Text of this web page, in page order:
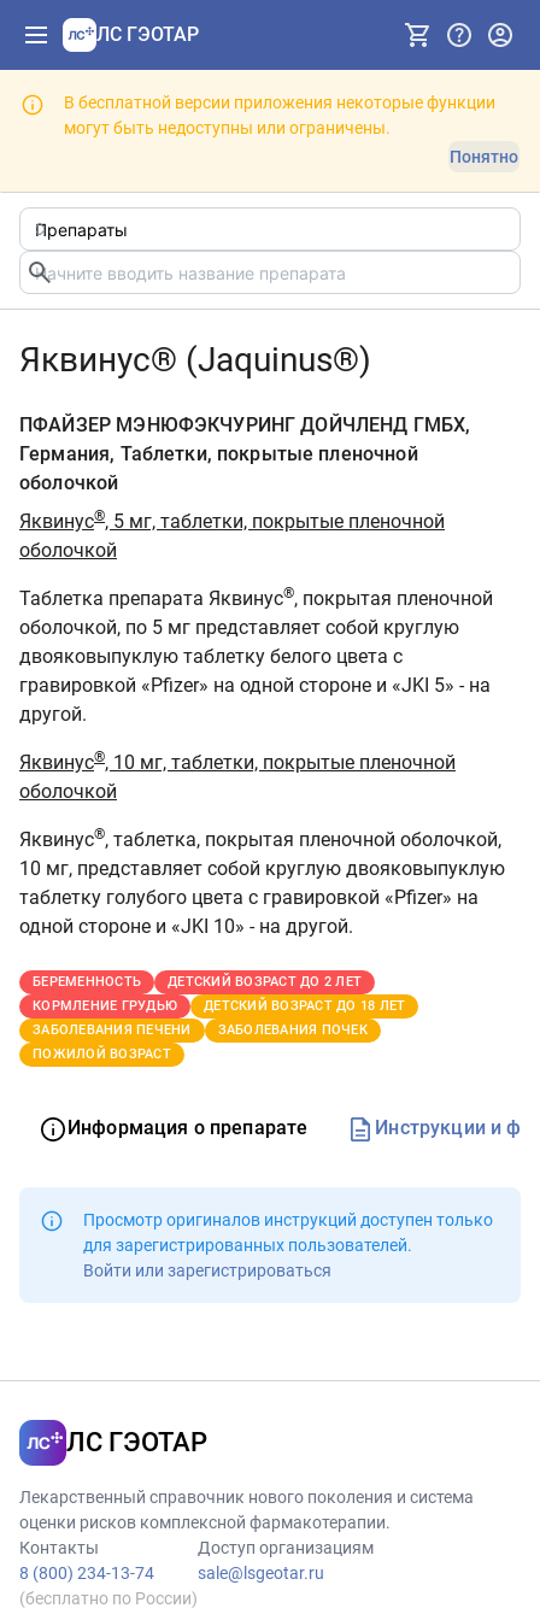
ЛС ГЭОТАР
В бесплатной версии приложения некоторые функции
могут быть недоступны или ограничены.
Понятно
Яквинус® (Jaquinus®)
ПФАЙЗЕР МЭНЮФЭКЧУРИНГ ДОЙЧЛЕНД ГМБХ,
Германия, Таблетки, покрытые пленочной
оболочкой
Яквинус®, 5 мг, таблетки, покрытые пленочной
оболочкой
Таблетка препарата Яквинус®, покрытая пленочной
оболочкой, по 5 мг представляет собой круглую
двояковыпуклую таблетку белого цвета с
гравировкой «Pfizer» на одной стороне и «JKI 5» - на
другой.
Яквинус®, 10 мг, таблетки, покрытые пленочной
оболочкой
Яквинус®, таблетка, покрытая пленочной оболочкой,
10 мг, представляет собой круглую двояковыпуклую
таблетку голубого цвета с гравировкой «Pfizer» на
одной стороне и «JKI 10» - на другой.
БЕРЕМЕННОСТЬ
ДЕТСКИЙ ВОЗРАСТ ДО 2 ЛЕТ
КОРМЛЕНИЕ ГРУДЬЮ
ДЕТСКИЙ ВОЗРАСТ ДО 18 ЛЕТ
ЗАБОЛЕВАНИЯ ПЕЧЕНИ
ЗАБОЛЕВАНИЯ ПОЧЕК
ПОЖИЛОЙ ВОЗРАСТ
Информация о препарате Инструкции и
Просмотр оригиналов инструкций доступен только
для зарегистрированных пользователей.
Войти или зарегистрироваться
ЛС ГЭОТАР
Лекарственный справочник нового поколения и система
оценки рисков комплексной фармакотерапии.
Контакты
8 (800) 234-13-74
(бесплатно по России)
Доступ организациям
sale@lsgeotar.ru